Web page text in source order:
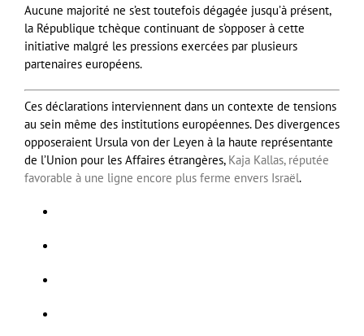
Aucune majorité ne s’est toutefois dégagée jusqu’à présent,
la République tchèque continuant de s’opposer à cette
initiative malgré les pressions exercées par plusieurs
partenaires européens.
Ces déclarations interviennent dans un contexte de tensions
au sein même des institutions européennes. Des divergences
opposeraient Ursula von der Leyen à la haute représentante
de l’Union pour les Affaires étrangères, Kaja Kallas, réputée
favorable à une ligne encore plus ferme envers Israël.